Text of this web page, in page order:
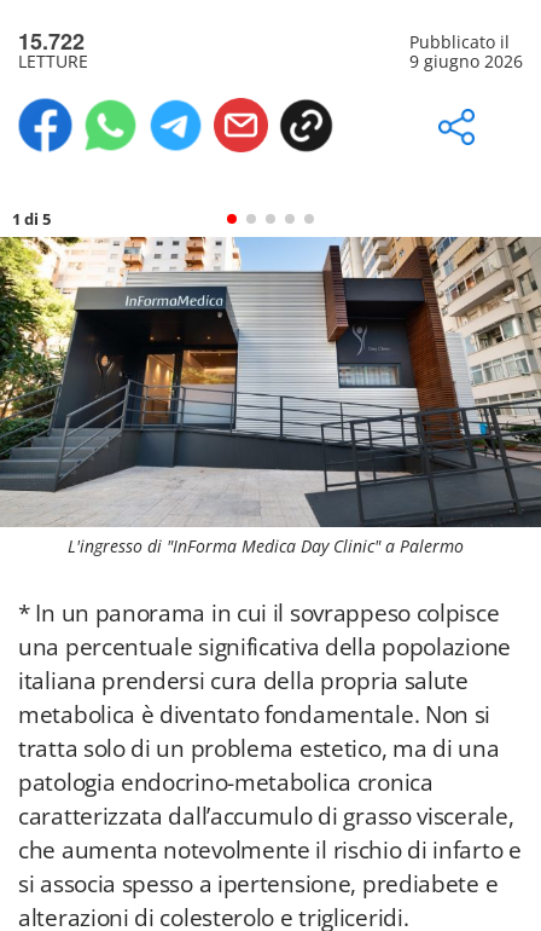
15.722
LETTURE
Pubblicato il
9 giugno 2026
1 di 5
L'ingresso di "InForma Medica Day Clinic" a Palermo
* In un panorama in cui il sovrappeso colpisce
una percentuale significativa della popolazione
italiana prendersi cura della propria salute
metabolica è diventato fondamentale. Non si
tratta solo di un problema estetico, ma di una
patologia endocrino-metabolica cronica
caratterizzata dall’accumulo di grasso viscerale,
che aumenta notevolmente il rischio di infarto e
si associa spesso a ipertensione, prediabete e
alterazioni di colesterolo e trigliceridi.